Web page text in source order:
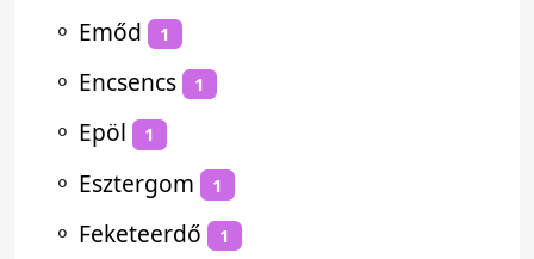
⚬ Emőd 1
⚬ Encsencs 1
⚬ Epöl 1
⚬ Esztergom 1
⚬ Feketeerdő 1